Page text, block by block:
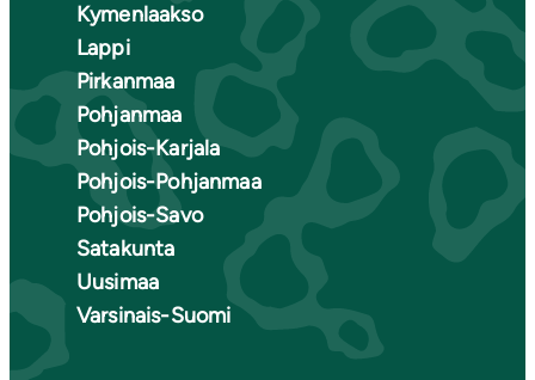
Kymenlaakso
Lappi
Pirkanmaa
Pohjanmaa
Pohjois-Karjala
Pohjois-Pohjanmaa
Pohjois-Savo
Satakunta
Uusimaa
Varsinais-Suomi